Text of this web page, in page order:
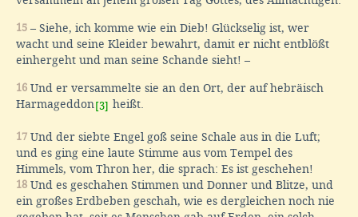
15 – Siehe, ich komme wie ein Dieb! Glückselig ist, wer
wacht und seine Kleider bewahrt, damit er nicht entblößt
einhergeht und man seine Schande sieht! –
16 Und er versammelte sie an den Ort, der auf hebräisch
Harmageddon [3] heißt.
17 Und der siebte Engel goß seine Schale aus in die Luft;
und es ging eine laute Stimme aus vom Tempel des
Himmels, vom Thron her, die sprach: Es ist geschehen!
18 Und es geschahen Stimmen und Donner und Blitze, und
ein großes Erdbeben geschah, wie es dergleichen noch nie